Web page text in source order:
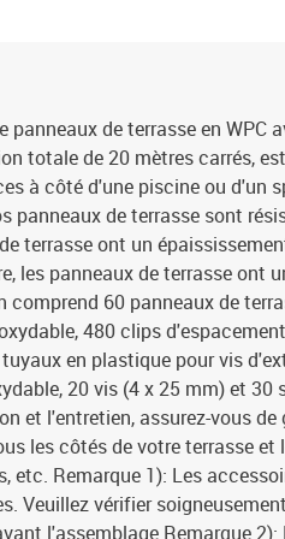
panneaux de terrasse en WPC
totale de 20 mètres carrés,
à côté d'une piscine ou d'un
panneaux de terrasse sont
terrasse ont un
les panneaux de terrasse ont
60 panneaux de
480 clips
en plastique pour vis
20 vis (4 x 25 mm) et 30
et l'entretien, assurez-vous de
les côtés de votre terrasse
etc. Remarque 1): Les
Veuillez vérifier
l'assemblage.Remarque 2):